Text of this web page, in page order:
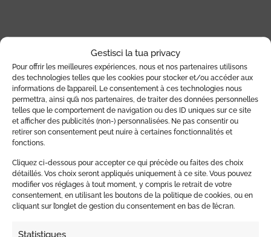
Gestisci la tua privacy
Pour offrir les meilleures expériences, nous et nos partenaires utilisons
des technologies telles que les cookies pour stocker et/ou accéder aux
informations de l’appareil. Le consentement à ces technologies nous
permettra, ainsi qu’à nos partenaires, de traiter des données personnelles
telles que le comportement de navigation ou des ID uniques sur ce site
et afficher des publicités (non-) personnalisées. Ne pas consentir ou
retirer son consentement peut nuire à certaines fonctionnalités et
fonctions.
Cliquez ci-dessous pour accepter ce qui précède ou faites des choix
détaillés. Vos choix seront appliqués uniquement à ce site. Vous pouvez
modifier vos réglages à tout moment, y compris le retrait de votre
consentement, en utilisant les boutons de la politique de cookies, ou en
cliquant sur l’onglet de gestion du consentement en bas de l’écran.
Statistiques
Avis
Il n’y a pas encore d’avis.
Seuls les clients connectés ayant acheté ce
produit ont la possibilité de laisser un avis.